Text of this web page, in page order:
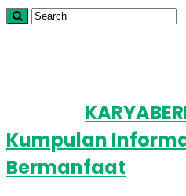
Kumpulan
Bermanfaat